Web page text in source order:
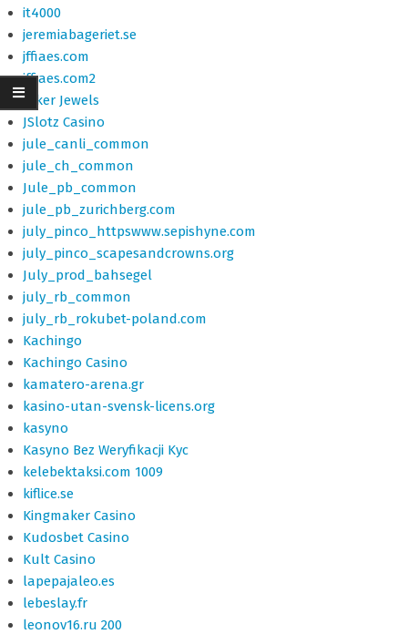
it4000
jeremiabageriet.se
jffiaes.com
jffiaes.com2
Joker Jewels
JSlotz Casino
jule_canli_common
jule_ch_common
Jule_pb_common
jule_pb_zurichberg.com
july_pinco_httpswww.sepishyne.com
july_pinco_scapesandcrowns.org
July_prod_bahsegel
july_rb_common
july_rb_rokubet-poland.com
Kachingo
Kachingo Casino
kamatero-arena.gr
kasino-utan-svensk-licens.org
kasyno
Kasyno Bez Weryfikacji Kyc
kelebektaksi.com 1009
kiflice.se
Kingmaker Casino
Kudosbet Casino
Kult Casino
lapepajaleo.es
lebeslay.fr
leonov16.ru 200